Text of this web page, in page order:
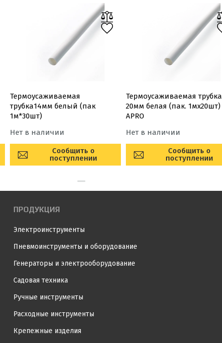
Термоусаживаемая
трубка14мм белый (пак
1м*30шт)
Нет в наличии
Сообщить о
поступлении
Термоусаживаемая трубка
20мм белая (пак. 1мx20шт)
APRO
Нет в наличии
Сообщить о
поступлении
ПРОДУКЦИЯ
Электроинструменты
Пневмоинструменты и оборудование
Генераторы и электрооборудование
Садовая техника
Ручные инструменты
Расходные инструменты
Крепежные изделия